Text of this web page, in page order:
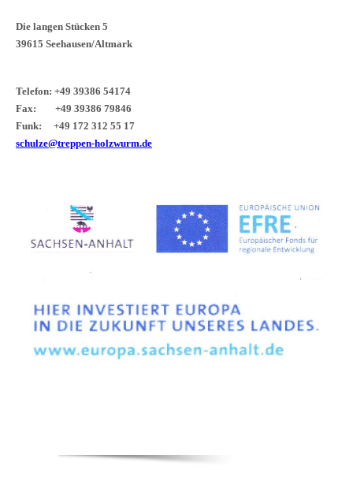
Die langen Stücken 5
39615 Seehausen/Altmark
Telefon: +49 39386 54174
Fax: +49 39386 79846
Funk: +49 172 312 55 17
schulze@treppen-holzwurm.de